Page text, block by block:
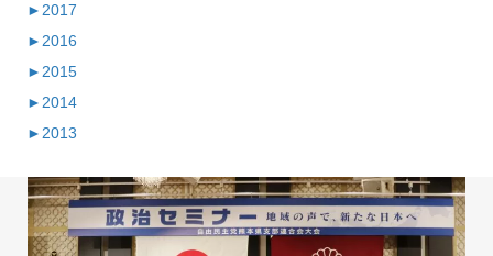
► 2017
► 2016
► 2015
► 2014
► 2013